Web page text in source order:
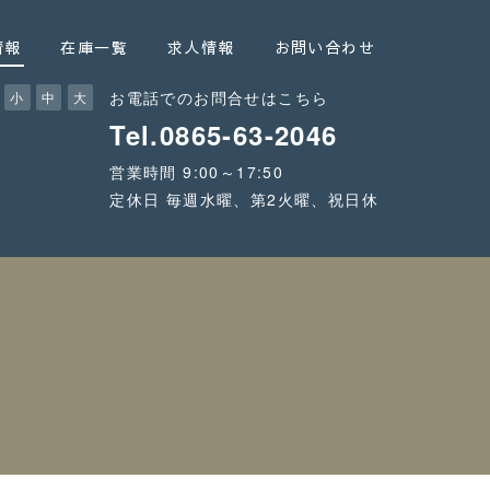
在庫一覧 求人情報 お問い合わせ
お電話でのお問合せはこちら
Tel.0865-63-2046
営業時間 9:00～17:50
定休日 毎週水曜、第2火曜、祝日休
小 中 大